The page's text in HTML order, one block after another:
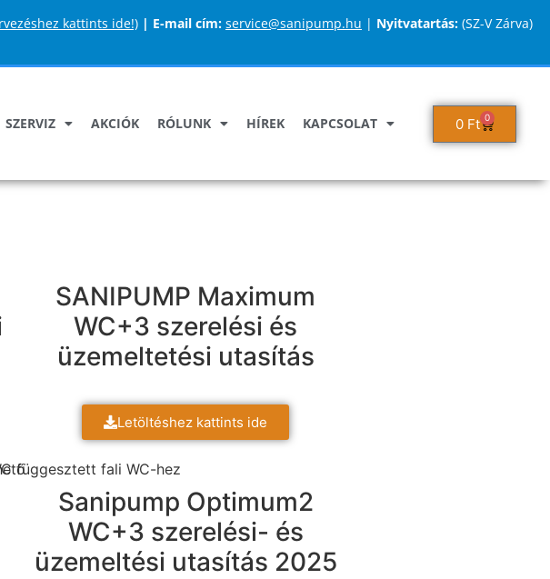
kattints ide!) | E-mail cím: service@sanipump.hu | Nyitvatartás: (SZ-V Zárva)
SZERVIZ AKCIÓK RÓLUNK HÍREK KAPCSOLAT 0 Ft 0
SANIPUMP Maximum
WC+3 szerelési és
üzemeltetési utasítás
Letöltéshez kattints ide
Sanipump Optimum2
WC+3 szerelési- és
üzemeltési utasítás 2025